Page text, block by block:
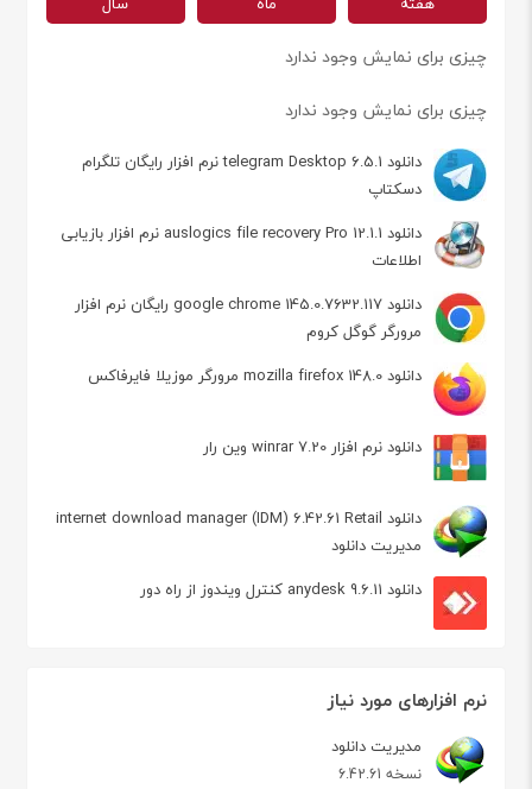
چیزی برای نمایش وجود ندارد
چیزی برای نمایش وجود ندارد
دانلود telegram Desktop 6.5.1 نرم افزار رایگان تلگرام
دسکتاپ
دانلود auslogics file recovery Pro 12.1.1 نرم افزار بازیابی
اطلاعات
دانلود google chrome 145.0.7632.117 رایگان نرم افزار
مرورگر گوگل کروم
دانلود mozilla firefox 148.0 مرورگر موزیلا فایرفاکس
دانلود نرم افزار winrar 7.20 وین رار
دانلود internet download manager (IDM) 6.42.61 Retail
مدیریت دانلود
دانلود anydesk 9.6.11 کنترل ویندوز از راه دور
نرم افزارهای مورد نیاز
مدیریت دانلود
نسخه 6.42.61